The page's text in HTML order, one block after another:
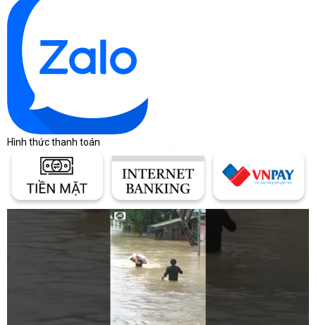
Hình thức thanh toán